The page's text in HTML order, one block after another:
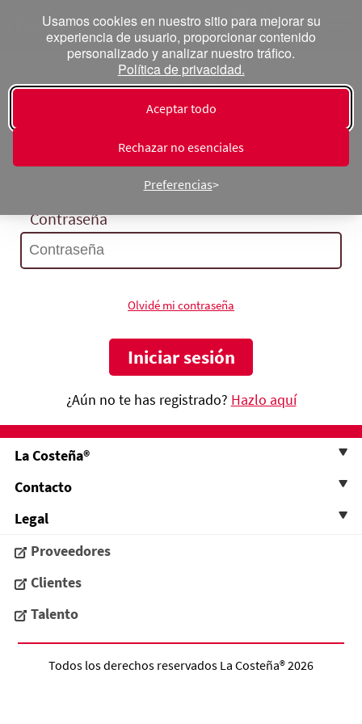
Usamos cookies en nuestro sitio para mejorar su
experiencia de usuario, proporcionar contenido
personalizado y analizar nuestro tráfico.
Política de privacidad.
Aceptar todo
Rechazar no esenciales
Preferencias
Inicia sesión
Contraseña
Olvidé mi contraseña
¿Aún no te has registrado? Hazlo aquí
La Costeña®
Contacto
Legal
Proveedores
Clientes
Talento
Todos los derechos reservados La Costeña®2026